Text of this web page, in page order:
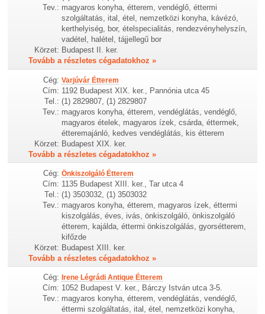
Tev.: magyaros konyha, étterem, vendéglő, éttermi
szolgáltatás, ital, étel, nemzetközi konyha, kávézó,
kerthelyiség, bor, ételspecialitás, rendezvényhelyszín,
vadétel, halétel, tájjellegű bor
Körzet: Budapest II. ker.
Tovább a részletes cégadatokhoz »
Cég: Varjúvár Étterem
Cím: 1192 Budapest XIX. ker., Pannónia utca 45
Tel.: (1) 2829807, (1) 2829807
Tev.: magyaros konyha, étterem, vendéglátás, vendéglő,
magyaros ételek, magyaros ízek, csárda, éttermek,
étteremajánló, kedves vendéglátás, kis étterem
Körzet: Budapest XIX. ker.
Tovább a részletes cégadatokhoz »
Cég: Önkiszolgáló Étterem
Cím: 1135 Budapest XIII. ker., Tar utca 4
Tel.: (1) 3503032, (1) 3503032
Tev.: magyaros konyha, étterem, magyaros ízek, éttermi
kiszolgálás, éves, ivás, önkiszolgáló, önkiszolgáló
étterem, kajálda, éttermi önkiszolgálás, gyorsétterem,
kifőzde
Körzet: Budapest XIII. ker.
Tovább a részletes cégadatokhoz »
Cég: Irene Légrádi Antique Étterem
Cím: 1052 Budapest V. ker., Bárczy István utca 3-5.
Tev.: magyaros konyha, étterem, vendéglátás, vendéglő,
éttermi szolgáltatás, ital, étel, nemzetközi konyha,